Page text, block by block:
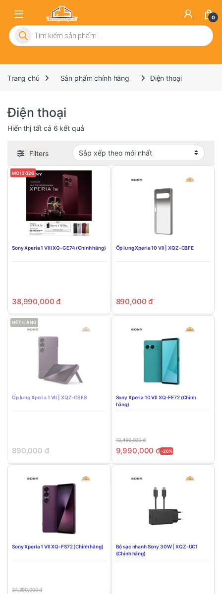
0
Tìm kiếm sản phẩm
Trang chủ Sản phẩm chính hãng Điện thoại
Điện thoại
Hiển thị tất cả 6 kết quảĐã sắp xếp theo mới nhất
Filters
MỚI 2026
Sony Xperia 1 VIII XQ-GE74 (Chính hãng)
38,990,000đ
Ốp lưng Xperia 10 VII | XQZ-CBFE
890,000đ
HẾT HÀNG
Ốp lưng Xperia 1 VII | XQZ-CBFS
890,000 đ
Sony Xperia 10 VII XQ-FE72 (Chính
hãng)
13,490,000đ
9,990,000đ-26%
Sony Xperia 1 VII XQ-FS72 (Chính hãng)
34,990,000đ
Bộ sạc nhanh Sony 30W | XQZ-UC1
(Chính hãng)